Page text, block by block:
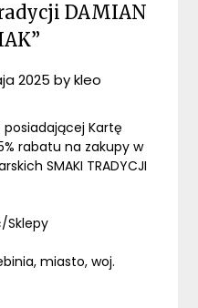
DAMIAN
2025 bykleo
posiadającej Kartę
rabatu na zakupy w
SMAKI TRADYCJI
Sklepy
miasto, woj.